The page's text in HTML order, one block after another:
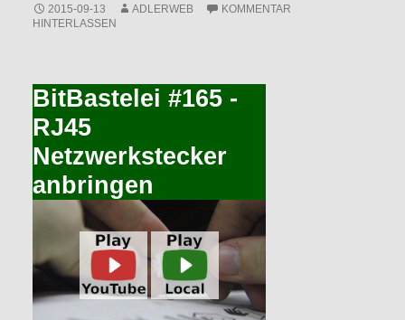
2015-09-13 ADLERWEB
KOMMENTAR
HINTERLASSEN
BitBastelei #165 -
RJ45
Netzwerkstecker
anbringen